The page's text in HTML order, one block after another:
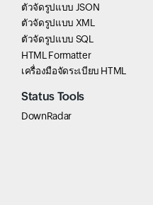
ตัวจัดรูปแบบ JSON
ตัวจัดรูปแบบ XML
ตัวจัดรูปแบบ SQL
HTML Formatter
เครื่องมือจัดระเบียบ HTML
Status Tools
DownRadar